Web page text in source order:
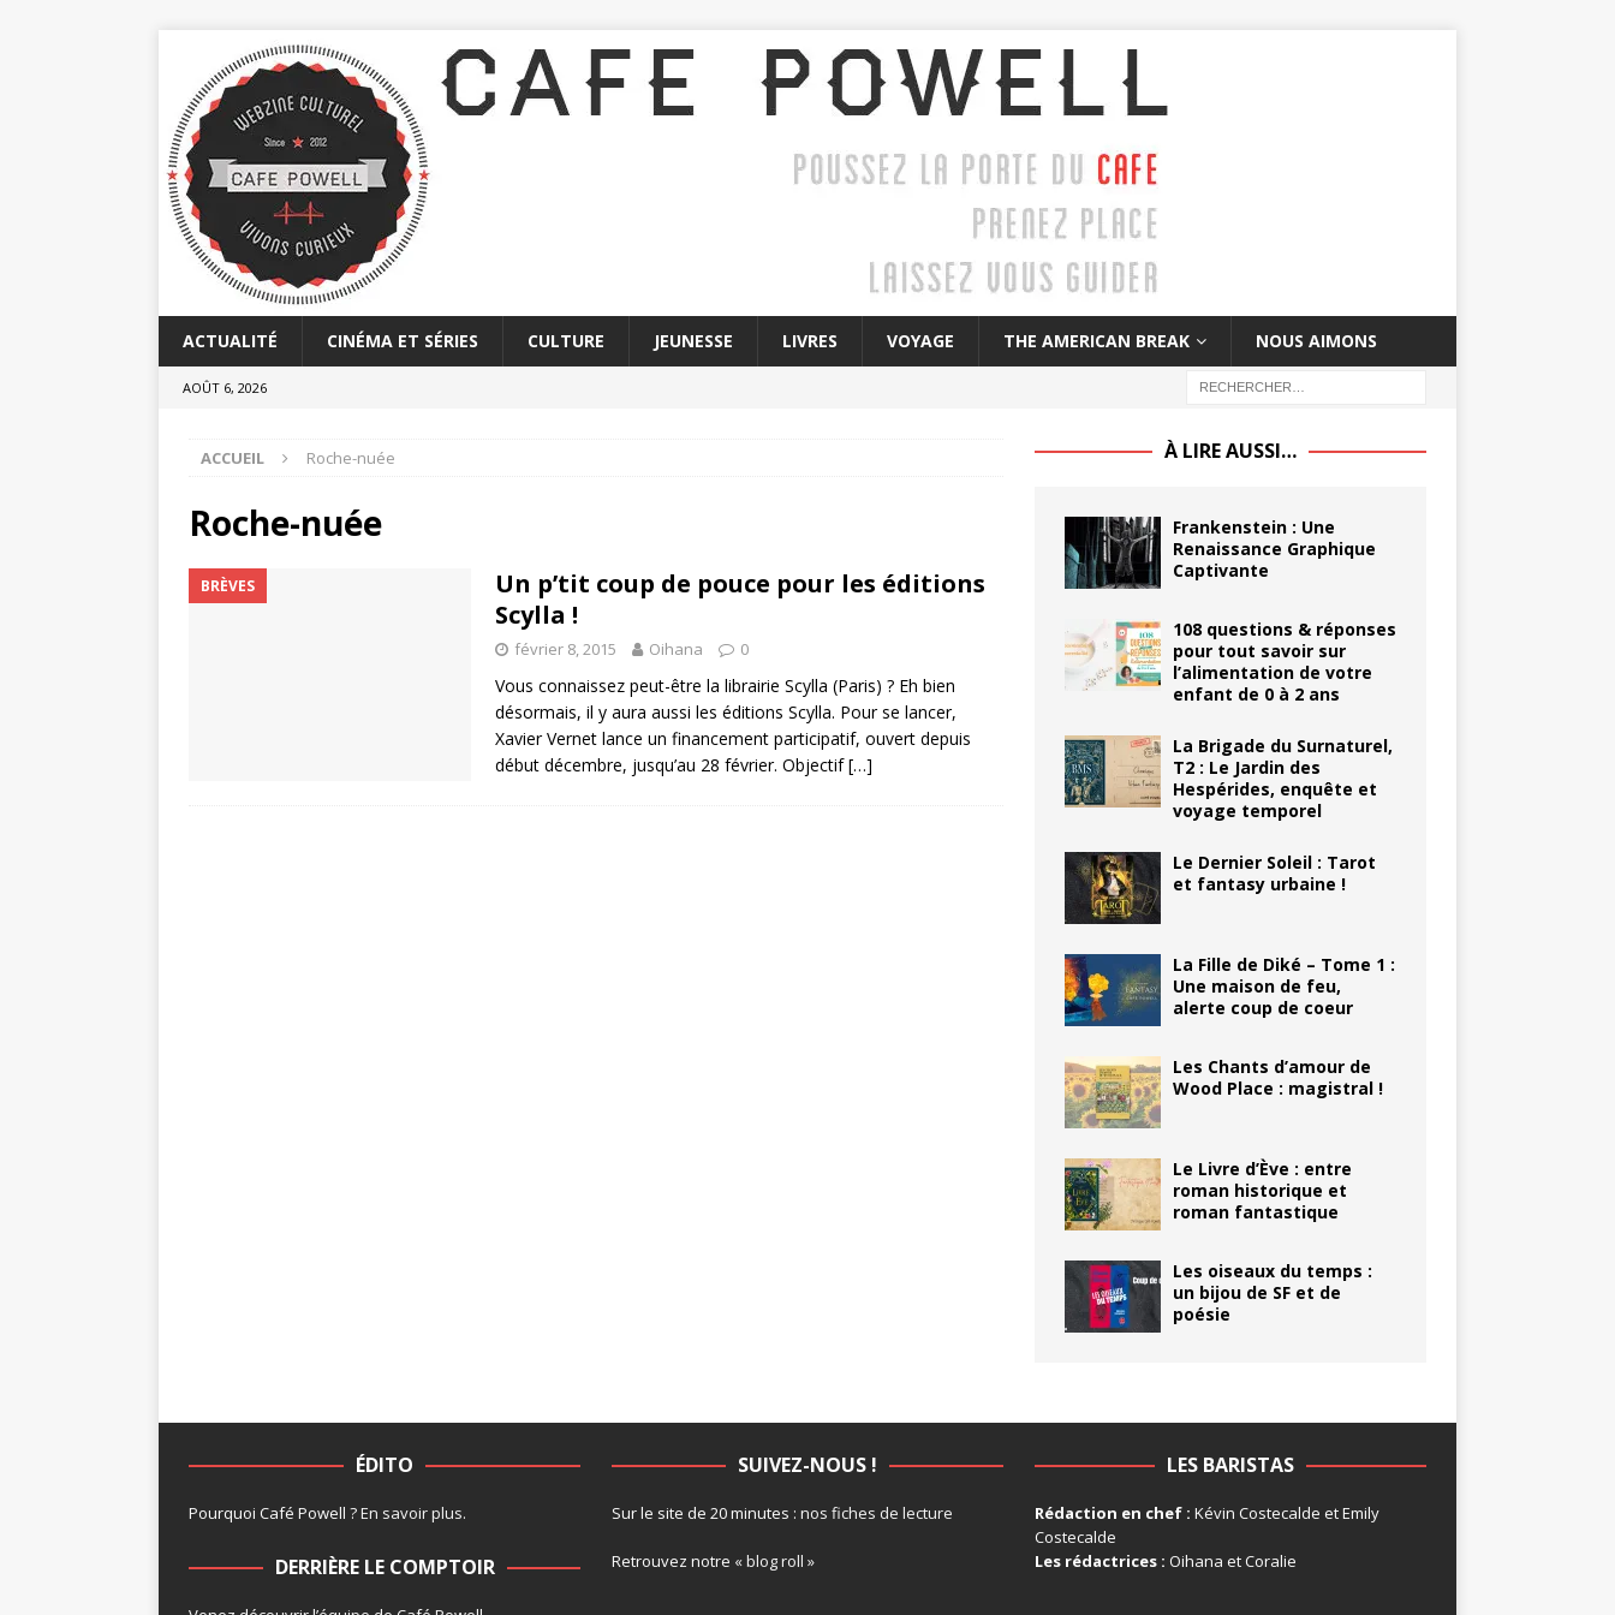
ACTUALITÉ CINÉMA ET SÉRIES CULTURE JEUNESSE LIVRES VOYAGE THE AMERICAN BREAK NOUS AIMONS
AOÛT 6, 2026
ACCUEIL Roche-nuée
Roche-nuée
BRÈVES
Un p’tit coup de pouce pour les éditions
Scylla !
février 8, 2015 Oihana 0
Vous connaissez peut-être la librairie Scylla (Paris) ? Eh bien
désormais, il y aura aussi les éditions Scylla. Pour se lancer,
Xavier Vernet lance un financement participatif, ouvert depuis
début décembre, jusqu’au 28 février. Objectif[…]
À LIRE AUSSI…
Frankenstein : Une
Renaissance Graphique
Captivante
108 questions & réponses
pour tout savoir sur
l’alimentation de votre
enfant de 0 à 2 ans
La Brigade du Surnaturel,
T2 : Le Jardin des
Hespérides, enquête et
voyage temporel
Le Dernier Soleil : Tarot
et fantasy urbaine !
La Fille de Diké – Tome 1 :
Une maison de feu,
alerte coup de coeur
Les Chants d’amour de
Wood Place : magistral !
Le Livre d’Ève : entre
roman historique et
roman fantastique
Les oiseaux du temps :
un bijou de SF et de
poésie
ÉDITO
Pourquoi Café Powell ?En savoir plus.
DERRIÈRE LE COMPTOIR
SUIVEZ-NOUS !
Sur le site de 20 minutes : nos fiches de lecture
Retrouvez notre « blog roll »
LES BARISTAS
Rédaction en chef : Kévin Costecalde et Emily
Costecalde
Les rédactrices : Oihana et Coralie